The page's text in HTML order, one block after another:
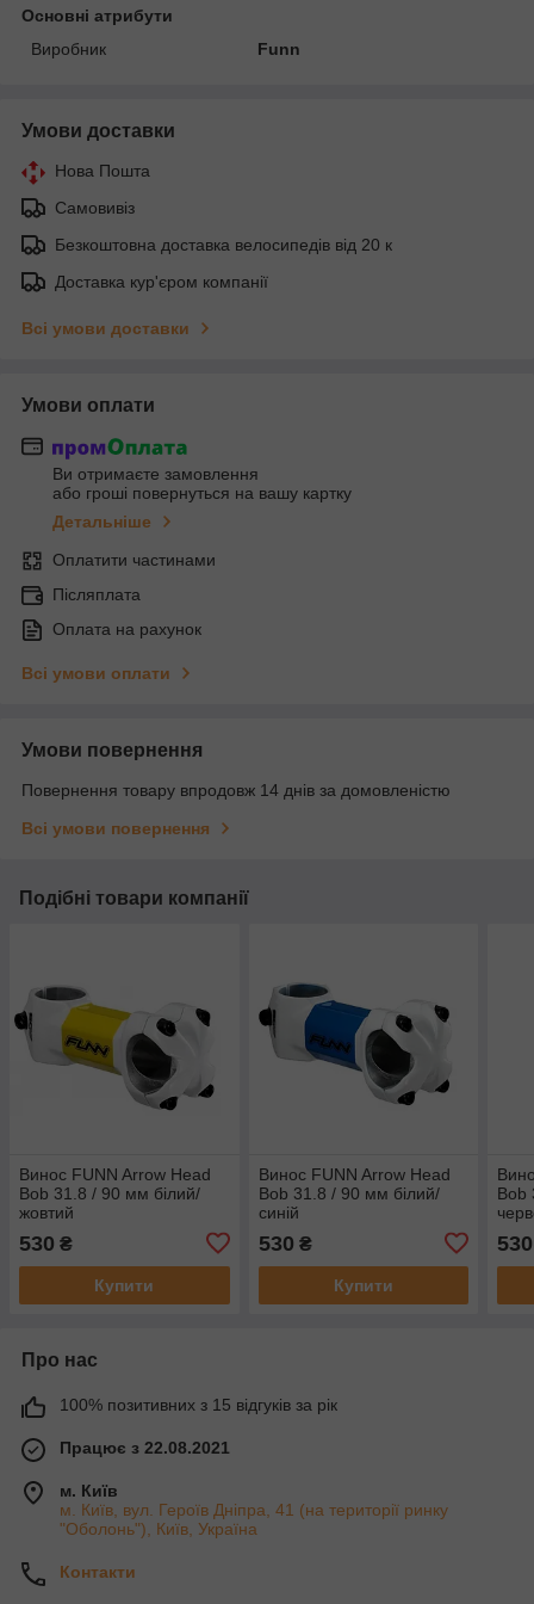
Основні атрибути
Виробник
Funn
Умови доставки
Нова Пошта
Самовивіз
Безкоштовна доставка велосипедів від 20 к
Доставка кур'єром компанії
Всі умови доставки
Умови оплати
Ви отримаєте замовлення
або гроші повернуться на вашу картку
Детальніше
Оплатити частинами
Післяплата
Оплата на рахунок
Всі умови оплати
Умови повернення
Повернення товару впродовж 14 днів за домовленістю
Всі умови повернення
Подібні товари компанії
Винос FUNN Arrow Head
Bob 31.8 / 90 мм білий/
жовтий
530 ₴
Купити
Винос FUNN Arrow Head
Bob 31.8 / 90 мм білий/
синій
530 ₴
Купити
Bob
530
Про нас
100% позитивних з 15 відгуків за рік
Працює з 22.08.2021
м. Київ
м. Київ, вул. Героїв Дніпра, 41 (на території ринку
"Оболонь"), Київ, Україна
Контакти